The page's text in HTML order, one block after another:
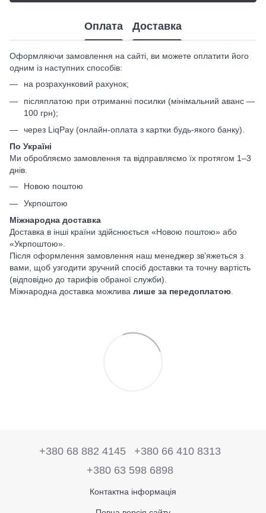
Оплата Доставка
Оформляючи замовлення на сайті, ви можете оплатити його
одним із наступних способів:
на розрахунковий рахунок;
післяплатою при отриманні посилки (мінімальний аванс —
100 грн);
через LiqPay (онлайн-оплата з картки будь-якого банку).
По Україні
Ми обробляємо замовлення та відправляємо їх протягом 1–3
днів.
Новою поштою
Укрпоштою
Міжнародна доставка
Доставка в інші країни здійснюється «Новою поштою» або
«Укрпоштою».
Після оформлення замовлення наш менеджер зв’яжеться з
вами, щоб узгодити зручний спосіб доставки та точну вартість
(відповідно до тарифів обраної служби).
Міжнародна доставка можлива лише за передоплатою
+380 68 882 4145
+380 66 410 8313
+380 63 598 6898
Контактна інформація